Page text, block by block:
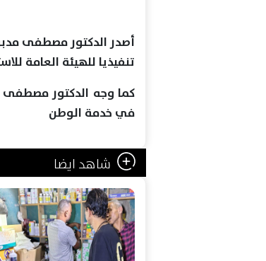
أصدر الدكتور مصطفى
تنفيذيا للهيئة العامة
كما وجه الدكتور مصطفى
في خدمة الوطن
شاهد ايضا